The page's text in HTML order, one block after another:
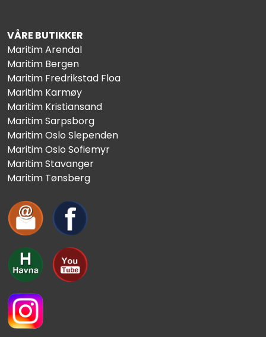
VÅRE BUTIKKER
Maritim Arendal
Maritim Bergen
Maritim Fredrikstad Floa
Maritim Karmøy
Maritim Kristiansand
Maritim Sarpsborg
Maritim Oslo Slependen
Maritim Oslo Sofiemyr
Maritim Stavanger
Maritim Tønsberg